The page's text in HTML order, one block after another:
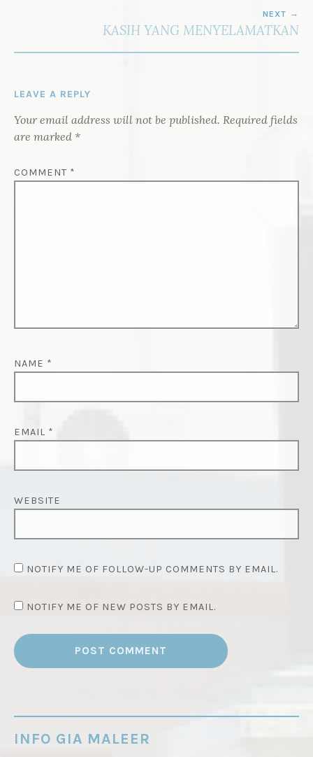
NEXT
KASIH YANG MENYELAMATKAN
LEAVE A REPLY
Your email address will not be published. Required fields
are marked *
COMMENT *
NAME *
EMAIL *
WEBSITE
NOTIFY ME OF FOLLOW-UP COMMENTS BY EMAIL.
NOTIFY ME OF NEW POSTS BY EMAIL.
INFO GIA MALEER